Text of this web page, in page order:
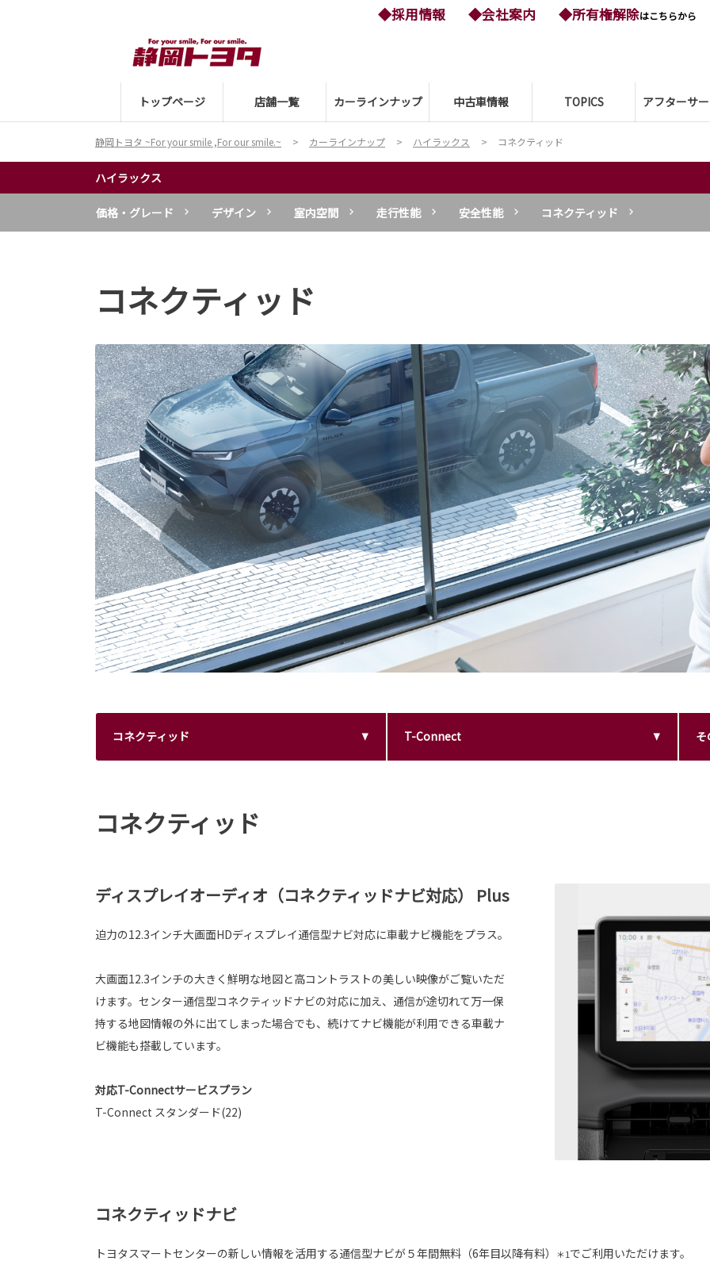
トップページ 店舗一覧 カーラインナップ 中古車情報 TOPICS アフターサ
◆採用情報 ◆会社案内 ◆所有権解除はこちらから
静岡トヨタ ~For your smile ,For our smile.~ カーラインナップ ハイラックス コネクティッド
ハイラックス
価格・グレード デザイン 室内空間 走行性能 安全性能 コネクティッド
コネクティッド
コネクティッド T-Connect そ
コネクティッド
ディスプレイオーディオ（コネクティッドナビ対応） Plus
迫力の12.3インチ大画面HDディスプレイ通信型ナビ対応に車載ナビ機能をプラス。
大画面12.3インチの大きく鮮明な地図と高コントラストの美しい映像がご覧いただ
けます。センター通信型コネクティッドナビの対応に加え、通信が途切れて万一保
持する地図情報の外に出てしまった場合でも、続けてナビ機能が利用できる車載ナ
ビ機能も搭載しています。
対応T-Connectサービスプラン
T-Connect スタンダード(22)
コネクティッドナビ
トヨタスマートセンターの新しい情報を活用する通信型ナビが５年間無料（6年目以降有料） ＊1でご利用いただけます。